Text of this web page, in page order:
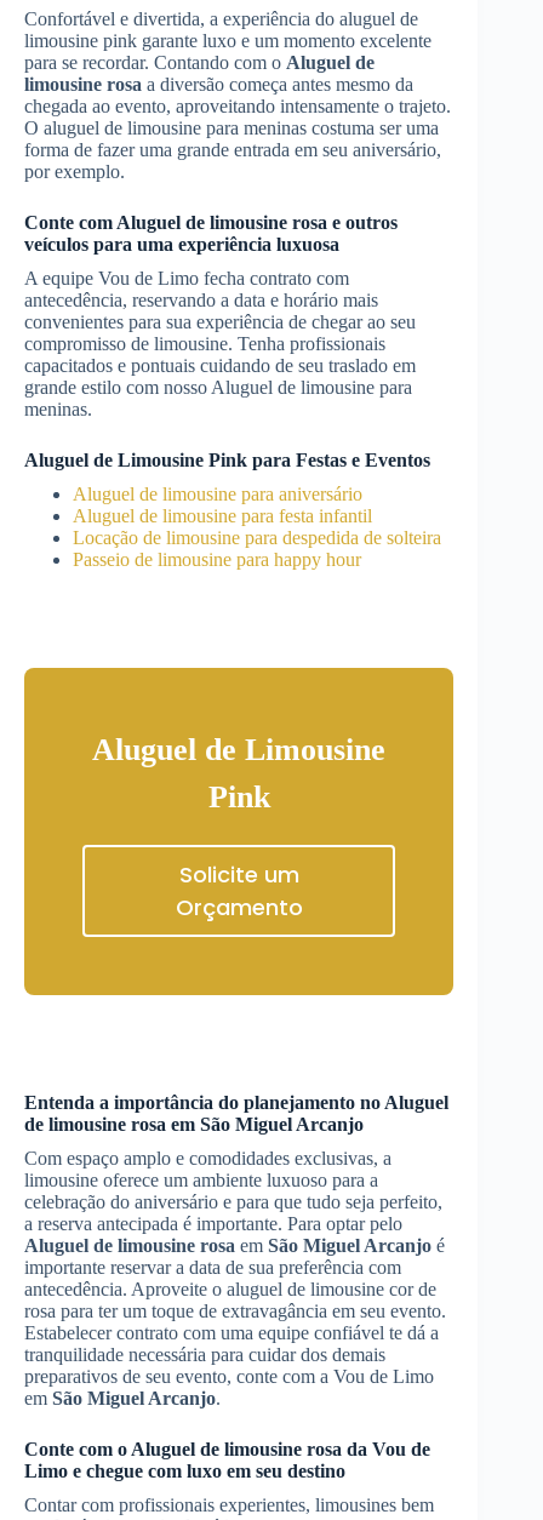
Confortável e divertida, a experiência do aluguel de
limousine pink garante luxo e um momento excelente
para se recordar. Contando com o Aluguel de
limousine rosa a diversão começa antes mesmo da
chegada ao evento, aproveitando intensamente o trajeto.
O aluguel de limousine para meninas costuma ser uma
forma de fazer uma grande entrada em seu aniversário,
por exemplo.
Conte com Aluguel de limousine rosa e outros
veículos para uma experiência luxuosa
A equipe Vou de Limo fecha contrato com
antecedência, reservando a data e horário mais
convenientes para sua experiência de chegar ao seu
compromisso de limousine. Tenha profissionais
capacitados e pontuais cuidando de seu traslado em
grande estilo com nosso Aluguel de limousine para
meninas.
Aluguel de Limousine Pink para Festas e Eventos
Aluguel de limousine para aniversário
Aluguel de limousine para festa infantil
Locação de limousine para despedida de solteira
Passeio de limousine para happy hour
Aluguel de Limousine
Pink
Solicite um
Orçamento
Entenda a importância do planejamento no Aluguel
de limousine rosa em São Miguel Arcanjo
Com espaço amplo e comodidades exclusivas, a
limousine oferece um ambiente luxuoso para a
celebração do aniversário e para que tudo seja perfeito,
a reserva antecipada é importante. Para optar pelo
Aluguel de limousine rosa em São Miguel Arcanjo é
importante reservar a data de sua preferência com
antecedência. Aproveite o aluguel de limousine cor de
rosa para ter um toque de extravagância em seu evento.
Estabelecer contrato com uma equipe confiável te dá a
tranquilidade necessária para cuidar dos demais
preparativos de seu evento, conte com a Vou de Limo
em São Miguel Arcanjo.
Conte com o Aluguel de limousine rosa da Vou de
Limo e chegue com luxo em seu destino
Contar com profissionais experientes, limousines bem